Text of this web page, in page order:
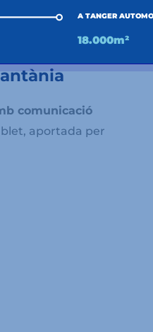
d’Europa.
comunicació
aportada per
A TANGER
18.000m²